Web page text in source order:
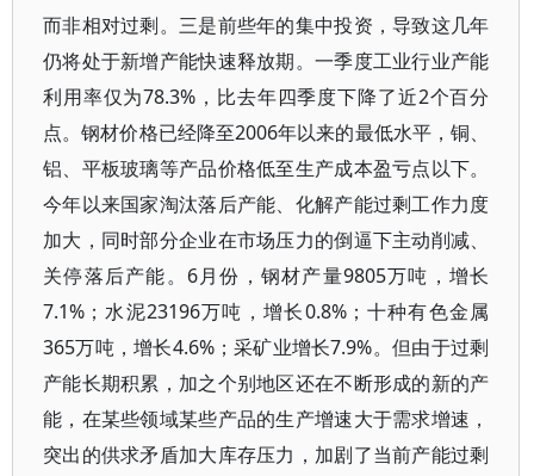
而非相对过剩。三是前些年的集中投资，导致这几年
仍将处于新增产能快速释放期。一季度工业行业产能
利用率仅为78.3%，比去年四季度下降了近2个百分
点。钢材价格已经降至2006年以来的最低水平，铜、
铝、平板玻璃等产品价格低至生产成本盈亏点以下。
今年以来国家淘汰落后产能、化解产能过剩工作力度
加大，同时部分企业在市场压力的倒逼下主动削减、
关停落后产能。6月份，钢材产量9805万吨，增长
7.1%；水泥23196万吨，增长0.8%；十种有色金属
365万吨，增长4.6%；采矿业增长7.9%。但由于过剩
产能长期积累，加之个别地区还在不断形成的新的产
能，在某些领域某些产品的生产增速大于需求增速，
突出的供求矛盾加大库存压力，加剧了当前产能过剩